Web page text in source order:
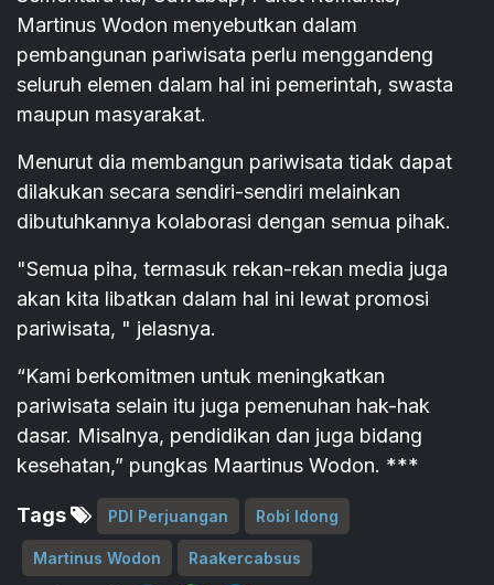
Martinus Wodon menyebutkan dalam
pembangunan pariwisata perlu menggandeng
seluruh elemen dalam hal ini pemerintah, swasta
maupun masyarakat.
Menurut dia membangun pariwisata tidak dapat
dilakukan secara sendiri-sendiri melainkan
dibutuhkannya kolaborasi dengan semua pihak.
"Semua piha, termasuk rekan-rekan media juga
akan kita libatkan dalam hal ini lewat promosi
pariwisata, " jelasnya.
“Kami berkomitmen untuk meningkatkan
pariwisata selain itu juga pemenuhan hak-hak
dasar. Misalnya, pendidikan dan juga bidang
kesehatan,” pungkas Maartinus Wodon. ***
Tags PDI Perjuangan Robi Idong
Martinus Wodon Raakercabsus